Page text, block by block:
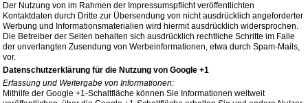
Der Nutzung von im Rahmen der Impressumspflicht veröffentlichten
Kontaktdaten durch Dritte zur Übersendung von nicht ausdrücklich angeforderter
Werbung und Informationsmaterialien wird hiermit ausdrücklich widersprochen.
Die Betreiber der Seiten behalten sich ausdrücklich rechtliche Schritte im Falle
der unverlangten Zusendung von Werbeinformationen, etwa durch Spam-Mails,
vor.
Datenschutzerklärung für die Nutzung von Google +1
Erfassung und Weitergabe von Informationen:
Mithilfe der Google +1-Schaltfläche können Sie Informationen weltweit